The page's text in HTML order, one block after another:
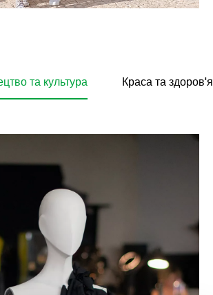
та культура Краса та здоров'я